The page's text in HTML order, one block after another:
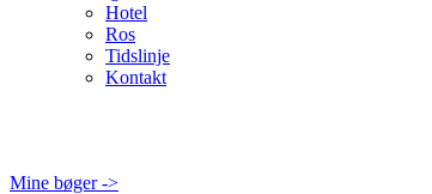
Hotel
Ros
Tidslinje
Kontakt
Mine bøger ->